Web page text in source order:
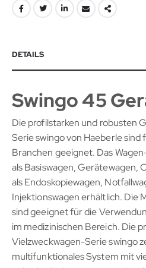
DETAILS
Swingo 45
Die profilstarken und robusten
Serie swingo von Haeberle
Branchen geeignet. Das
als Basiswagen, Gerätewagen,
als Endoskopiewagen,
Injektionswagen erhältlich. Die
sind geeignet für die
im medizinischen Bereich. Die
Vielzweckwagen-Serie swingo
multifunktionales System mit